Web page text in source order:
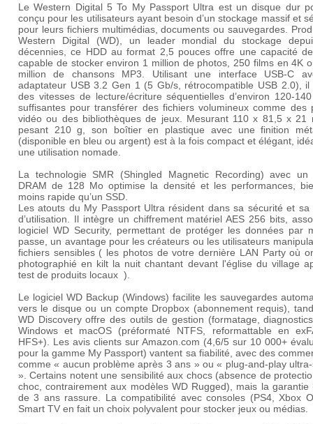
LeWestern Digital 5 To My Passport Ultra est un disque dur
conçu pour les utilisateurs ayant besoin d’un stockage massif et
pour leurs fichiers multimédias, documents ou sauvegardes.
Western Digital (WD), un leader mondial du stockage
décennies, ce HDD au format 2,5 pouces offre une capacité
capable de stocker environ 1 million de photos, 250 films en 4K
million de chansons MP3. Utilisant une interface USB-C
adaptateur USB 3.2 Gen 1 (5 Gb/s, rétrocompatible USB 2.0), il
des vitesses de lecture/écriture séquentielles d’environ 120-
suffisantes pour transférer des fichiers volumineux comme des
vidéo ou des bibliothèques de jeux. Mesurant 110 x 81,5 x 21
pesant 210 g, son boîtier en plastique avec une finition
(disponible en bleu ou argent) est à la fois compact et élégant,
une utilisation nomade.
La technologie SMR (Shingled Magnetic Recording) avec un
DRAM de 128 Mo optimise la densité et les performances,
moins rapide qu’un SSD.
Les atouts du My Passport Ultra résident dans sa sécurité et sa
d’utilisation. Il intègre un chiffrement matériel AES 256 bits,
logiciel WD Security, permettant de protéger les données par
passe, un avantage pour les créateurs ou les utilisateurs
fichiers sensibles ( les photos de votre dernière LAN Party où
photographié en kilt la nuit chantant devant l'église du village
test de produits locaux ).
Le logiciel WD Backup (Windows) facilite les sauvegardes
vers le disque ou un compte Dropbox (abonnement requis),
WD Discoveryoffre des outils de gestion (formatage,
Windows et macOS (préformaté NTFS, reformattable en
HFS+). Les avis clients sur Amazon.com (4,6/5 sur 10 000+
pour la gamme My Passport) vantent sa fiabilité, avec des
comme « aucun problème après 3 ans » ou « plug-and-play
». Certains notent une sensibilité aux chocs (absence de
choc, contrairement aux modèles WD Rugged), mais la garantie
de 3 ans rassure. La compatibilité avec consoles (PS4, Xbox
Smart TV en fait un choix polyvalent pour stocker jeux ou médias.